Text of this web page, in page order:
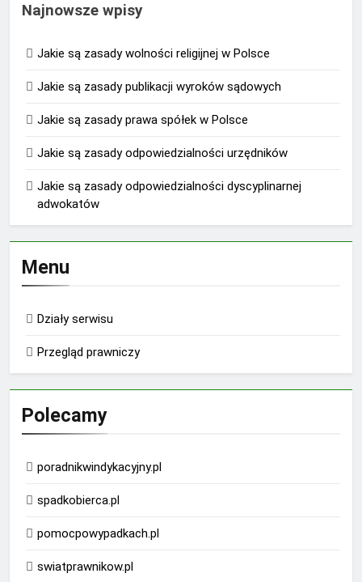
Najnowsze wpisy
Jakie są zasady wolności religijnej w Polsce
Jakie są zasady publikacji wyroków sądowych
Jakie są zasady prawa spółek w Polsce
Jakie są zasady odpowiedzialności urzędników
Jakie są zasady odpowiedzialności dyscyplinarnej
adwokatów
Menu
Działy serwisu
Przegląd prawniczy
Polecamy
poradnikwindykacyjny.pl
spadkobierca.pl
pomocpowypadkach.pl
swiatprawnikow.pl